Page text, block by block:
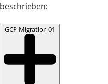
beschrieben:
GCP-Migration 01